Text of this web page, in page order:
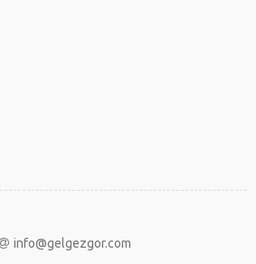
info@gelgezgor.com